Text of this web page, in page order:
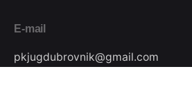
E-mail
pkjugdubrovnik@gmail.com